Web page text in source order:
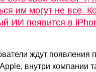
им могут не все.
ИИ появится в
ждут появления
внутри компании